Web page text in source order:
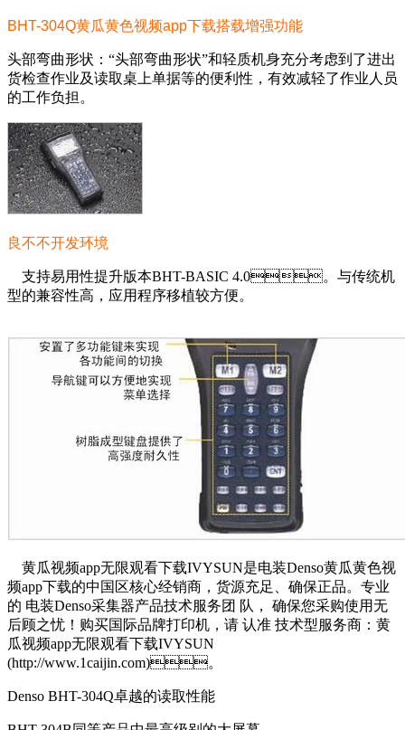
BHT-304Q黄瓜黄色视频app下载搭载增强功能
头部弯曲形状：“头部弯曲形状”和轻质机身充分考虑到了进出
货检查作业及读取桌上单据等的便利性，有效减轻了作业人员
的工作负担。
良不不开发环境
支持易用性提升版本BHT-BASIC 4.0。与传统机
型的兼容性高，应用程序移植较方便。
黄瓜视频app无限观看下载IVYSUN是电装Denso黄瓜黄色视
频app下载的中国区核心经销商，货源充足、确保正品。专业
的 电装Denso采集器产品技术服务团 队， 确保您采购使用无
后顾之忧！购买国际品牌打印机，请 认准 技术型服务商：黄
瓜视频app无限观看下载IVYSUN
(http://www.1caijin.com)。
Denso BHT-304Q卓越的读取性能